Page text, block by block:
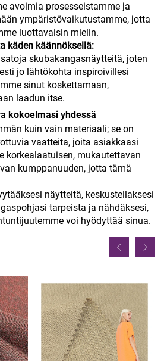
avoimia prosesseistamme ja
ympäristövaikutustamme, jotta
luottavaisin mielin.
käden käännöksellä:
skubakangasnäytteitä, joten
jo lähtökohta inspiroivillesi
sinut koskettamaan,
laadun itse.
kokoelmasi yhdessä
kuin vain materiaali; se on
vaatteita, joita asiakkaasi
korkealaatuisen, mukautettavan
kumppanuuden, jotta tämä
näytteitä, keskustellaksesi
tarpeista ja nähdäksesi,
voi hyödyttää sinua.